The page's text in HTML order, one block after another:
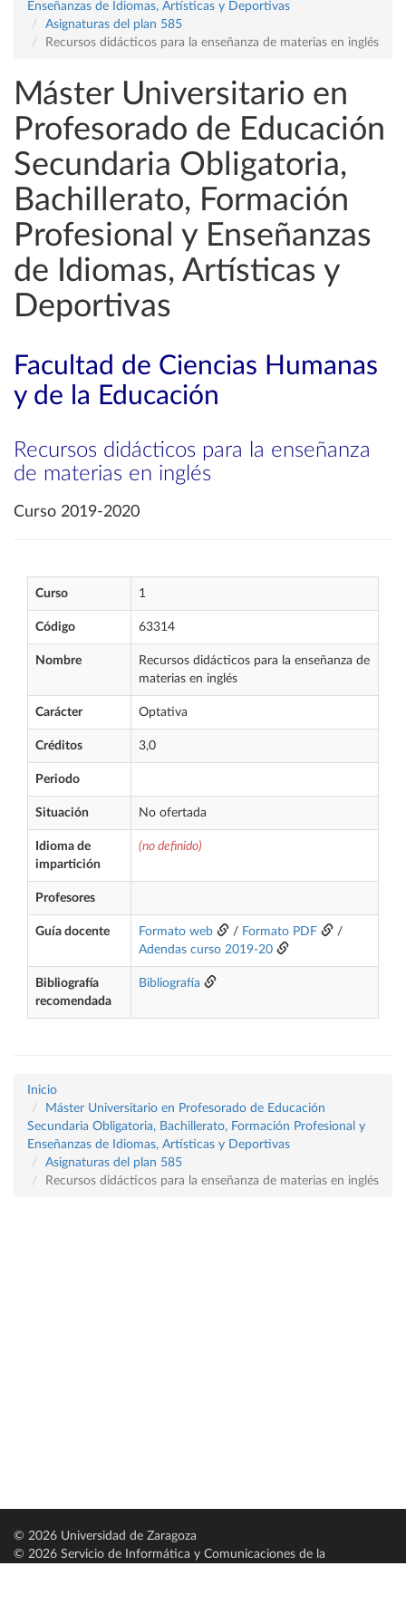
Enseñanzas de Idiomas, Artísticas y Deportivas
Asignaturas del plan 585
Recursos didácticos para la enseñanza de materias en inglés
Máster Universitario en
Profesorado de Educación
Secundaria Obligatoria,
Bachillerato, Formación
Profesional y Enseñanzas
de Idiomas, Artísticas y
Deportivas
Facultad de Ciencias Humanas
y de la Educación
Recursos didácticos para la enseñanza
de materias en inglés
Curso 2019-2020
Curso 1
Código 63314
Nombre
Recursos didácticos para la enseñanza de
materias en inglés
Carácter Optativa
Créditos 3,0
Periodo
Situación No ofertada
Idioma de
impartición
(no definido)
Profesores
Guía docente Formato web / Formato PDF
/
Adendas curso 2019-20
Bibliografía
recomendada
Bibliografía
Inicio
Máster Universitario en Profesorado de Educación
Secundaria Obligatoria, Bachillerato, Formación Profesional y
Enseñanzas de Idiomas, Artísticas y Deportivas
Asignaturas del plan 585
Recursos didácticos para la enseñanza de materias en inglés
© 2026 Universidad de Zaragoza
© 2026 Servicio de Informática y Comunicaciones de la